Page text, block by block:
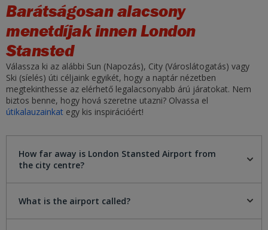
Barátságosan alacsony
menetdíjak innen London
Stansted
Válassza ki az alábbi Sun (Napozás), City (Városlátogatás) vagy
Ski (síelés) úti céljaink egyikét, hogy a naptár nézetben
megtekinthesse az elérhető legalacsonyabb árú járatokat. Nem
biztos benne, hogy hová szeretne utazni? Olvassa el
útikalauzainkat egy kis inspirációért!
How far away is London Stansted Airport from
the city centre?
What is the airport called?